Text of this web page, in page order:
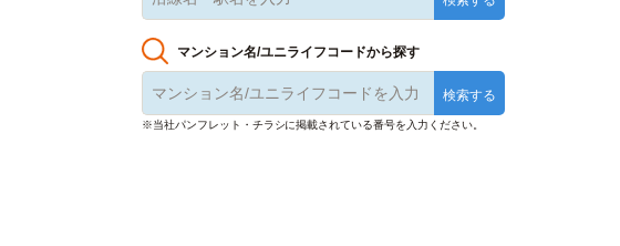
マンション名/ユニライフコードから探す
※当社パンフレット・チラシに掲載されている番号を入力ください。